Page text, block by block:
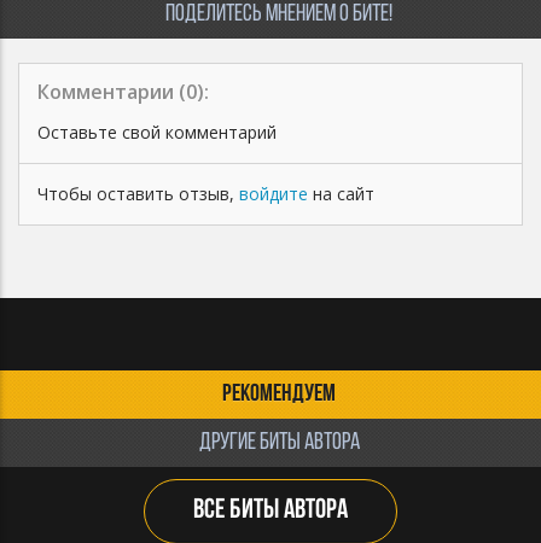
ПОДЕЛИТЕСЬ МНЕНИЕМ О БИТЕ!
Комментарии (0):
Оставьте свой комментарий
Чтобы оставить отзыв, войдите на сайт
РЕКОМЕНДУЕМ
ДРУГИЕ БИТЫ АВТОРА
ВСЕ БИТЫ АВТОРА